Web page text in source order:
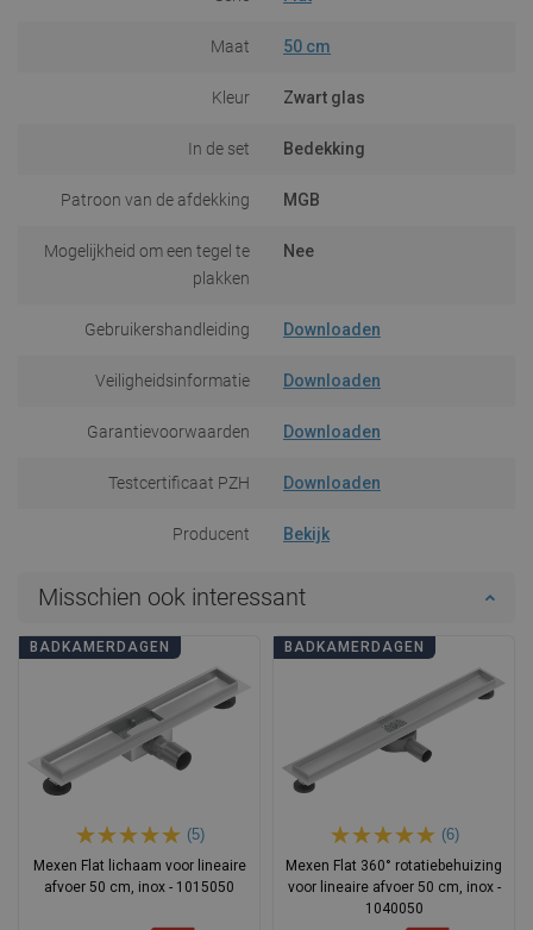
Maat 50 cm
Kleur Zwart glas
In de set Bedekking
Patroon van de afdekking MGB
Mogelijkheid om een tegel te
plakken
Nee
Gebruikershandleiding Downloaden
Veiligheidsinformatie Downloaden
Garantievoorwaarden Downloaden
Testcertificaat PZH Downloaden
Producent Bekijk
Misschien ook interessant
BADKAMERDAGEN
(5)
Mexen Flat lichaam voor lineaire
afvoer 50 cm, inox - 1015050
BADKAMERDAGEN
(6)
Mexen Flat 360° rotatiebehuizing
voor lineaire afvoer 50 cm, inox -
1040050